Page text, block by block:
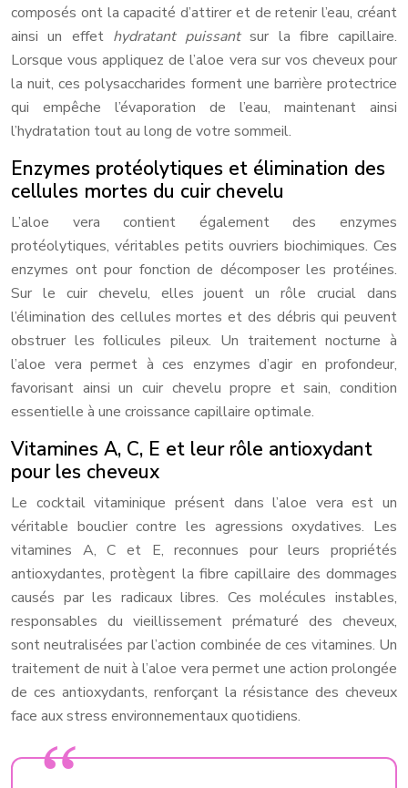
composés ont la capacité d’attirer et de retenir l’eau, créant
ainsi un effet hydratant puissantsur la fibre capillaire.
Lorsque vous appliquez de l’aloe vera sur vos cheveux pour
la nuit, ces polysaccharides forment une barrière protectrice
qui empêche l’évaporation de l’eau, maintenant ainsi
l’hydratation tout au long de votre sommeil.
Enzymes protéolytiques et élimination des
cellules mortes du cuir chevelu
L’aloe vera contient également des enzymes
protéolytiques, véritables petits ouvriers biochimiques. Ces
enzymes ont pour fonction de décomposer les protéines.
Sur le cuir chevelu, elles jouent un rôle crucial dans
l’élimination des cellules mortes et des débris qui peuvent
obstruer les follicules pileux. Un traitement nocturne à
l’aloe vera permet à ces enzymes d’agir en profondeur,
favorisant ainsi un cuir chevelu propre et sain, condition
essentielle à une croissance capillaire optimale.
Vitamines A, C, E et leur rôle antioxydant
pour les cheveux
Le cocktail vitaminique présent dans l’aloe vera est un
véritable bouclier contre les agressions oxydatives. Les
vitamines A, C et E, reconnues pour leurs propriétés
antioxydantes, protègent la fibre capillaire des dommages
causés par les radicaux libres. Ces molécules instables,
responsables du vieillissement prématuré des cheveux,
sont neutralisées par l’action combinée de ces vitamines. Un
traitement de nuit à l’aloe vera permet une action prolongée
de ces antioxydants, renforçant la résistance des cheveux
face aux stress environnementaux quotidiens.